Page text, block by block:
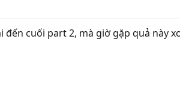
cuối part 2, mà giờ gặp quả này